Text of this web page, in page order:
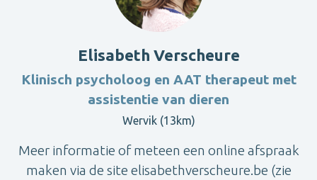
Elisabeth Verscheure
Klinisch psycholoog en AAT therapeut met
assistentie van dieren
Wervik (13km)
Meer informatie of meteen een online afspraak
maken via de site elisabethverscheure.be (zie